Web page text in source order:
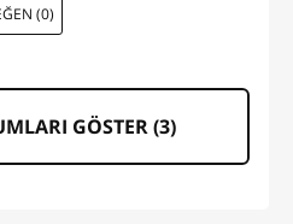
(0)
GÖSTER (3)